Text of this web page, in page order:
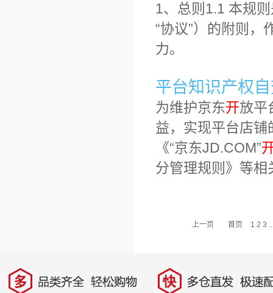
1、总则1.1 本规
“协议”）的附则，
力。
平台知识产权
为维护京东开放平
益，实现平台店
《“京东JD.COM”
分管理规则》等
上一页 首页 1 2 3
多 品类齐全，轻松购物 快 多仓直发，极速配